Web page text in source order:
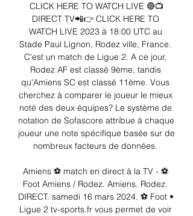
CLICK HERE TO WATCH LIVE 🔴📺
DIRECT TV📲👉 CLICK HERE TO
WATCH LIVE 2023 à 18:00 UTC au
Stade Paul Lignon, Rodez ville, France.
C'est un match de Ligue 2. A ce jour,
Rodez AF est classé 9ème, tandis
qu'Amiens SC est classé 11ème. Vous
cherchez à comparer le joueur le mieux
noté des deux équipes? Le système de
notation de Sofascore attribue à chaque
joueur une note spécifique basée sur de
nombreux facteurs de données.
Amiens ⚽ match en direct à la TV - ⚽
Foot Amiens / Rodez. Amiens. Rodez.
DIRECT. samedi 16 mars 2024. ⚽ Foot •
Ligue 2 tv-sports.fr vous permet de voir